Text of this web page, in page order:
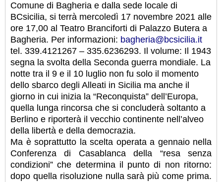
Comune di Bagheria e dalla sede locale di
BCsicilia, si terrà mercoledì 17 novembre 2021 alle
ore 17,00 al Teatro Branciforti di Palazzo Butera a
Bagheria. Per informazioni: bagheria@bcsicilia.it
tel. 339.4121267 – 335.6236293. Il volume: Il 1943
segna la svolta della Seconda guerra mondiale. La
notte tra il 9 e il 10 luglio non fu solo il momento
dello sbarco degli Alleati in Sicilia ma anche il
giorno in cui inizia la “Reconquista” dell’Europa,
quella lunga rincorsa che si concluderà soltanto a
Berlino e riporterà il vecchio continente nell’alveo
della libertà e della democrazia.
Ma è soprattutto la scelta operata a gennaio nella
Conferenza di Casablanca della “resa senza
condizioni” che determina il punto di non ritorno:
dopo quella risoluzione nulla sarà più come prima.